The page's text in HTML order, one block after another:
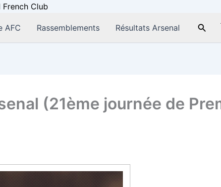
AFC Rassemblements Résultats Arsenal
(21ème journée de